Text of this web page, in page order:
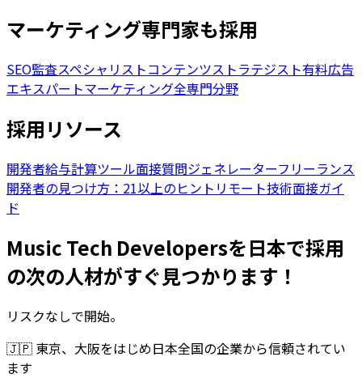
マーケティング専門家も採用
SEO監査スペシャリストコンテンツストラテジスト有料広告
エキスパートマーケティング全専門分野
採用リソース
開発者給与計算ツール面接質問ジェネレーターフリーランス
開発者の見つけ方：21以上のヒント リモート技術面接ガイ
ド
Music Tech Developersを日本で採用
の次の人材がすぐ見つかります！
リスクなしで開始。
🇯🇵 東京、大阪をはじめ日本全国の企業から信頼されてい
ます